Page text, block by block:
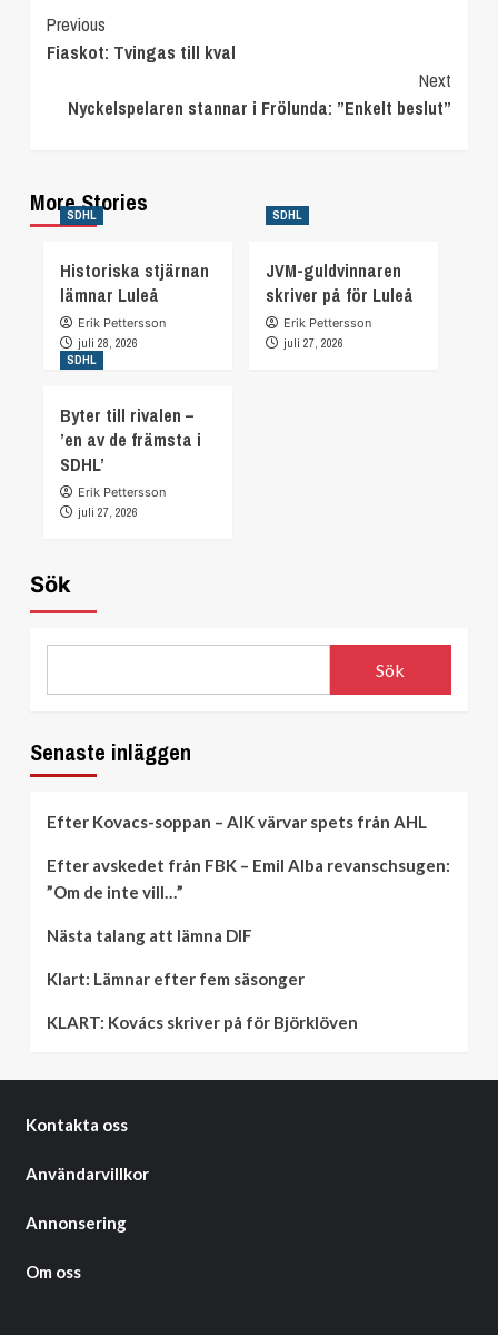
Continue
Reading
Previous
Fiaskot: Tvingas till kval
Next
Nyckelspelaren stannar i Frölunda: ”Enkelt beslut”
More Stories
SDHL
Historiska stjärnan
lämnar Luleå
Erik Pettersson
juli 28, 2026
SDHL
JVM-guldvinnaren
skriver på för Luleå
Erik Pettersson
juli 27, 2026
SDHL
Byter till rivalen –
’en av de främsta i
SDHL’
Erik Pettersson
juli 27, 2026
Sök
Sök
Senaste inläggen
Efter Kovacs-soppan – AIK värvar spets från AHL
Efter avskedet från FBK – Emil Alba revanschsugen:
”Om de inte vill…”
Nästa talang att lämna DIF
Klart: Lämnar efter fem säsonger
KLART: Kovács skriver på för Björklöven
Kontakta oss
Användarvillkor
Annonsering
Om oss